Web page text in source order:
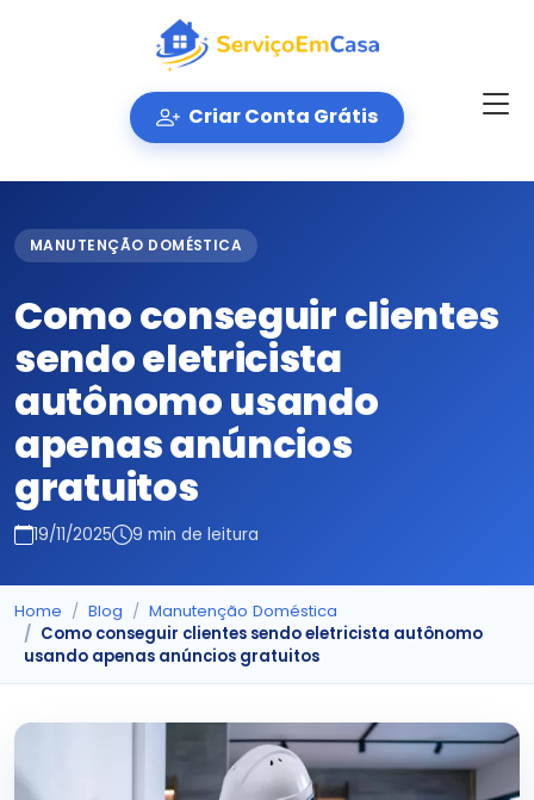
Criar Conta Grátis
MANUTENÇÃO DOMÉSTICA
Como conseguir clientes
sendo eletricista
autônomo usando
apenas anúncios
gratuitos
19/11/2025 9 min de leitura
Home Blog
Manutenção Doméstica
Como conseguir clientes sendo eletricista autônomo
usando apenas anúncios gratuitos